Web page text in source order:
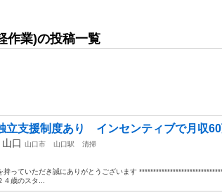
作業)の投稿一覧
支援制度あり インセンティブで月収60
山口 山口市 山口駅
清掃
持っていただき誠にありがとうございます
４歳のスタ...